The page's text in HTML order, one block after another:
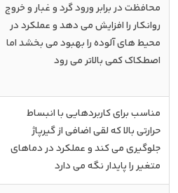
محافظت در برابر ورود گرد و غبار و خروج
روانکار را افزایش می دهد و عملکرد در
محیط های آلوده را بهبود می بخشد اما
اصطکاک کمی بالاتر می رود
مناسب برای کاربردهایی با انبساط
حرارتی بالا که لقی اضافی از گیرپاژ
جلوگیری می کند و عملکرد در دماهای
متغیر را پایدار نگه می دارد